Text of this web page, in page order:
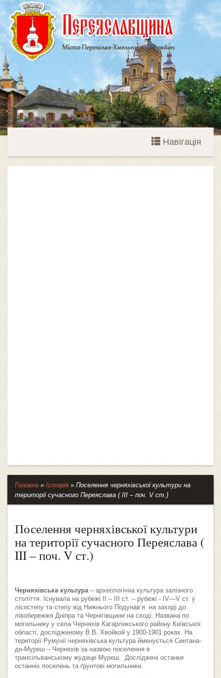
Навігація
Головна » Історія » Поселення черняхівської культури на
території сучасного Переяслава ( III – поч. V ст.)
Поселення черняхівської культури
на території сучасного Переяслава (
III – поч. V ст.)
Черняхівська культура– археологічна культура залізного
століття. Існувала на рубежі ІІ – ІІІ ст. – рубежі - IV—V ст. у
лісостепу та степу від Нижнього Подунав’я на заході до
лівобережжя Дніпра та Чернігівщини на сході. Названа по
могильнику у села Черняхів Кагарликського району Київської
області, дослідженому В.В. Хвойкой у 1900-1901 роках. На
території Румунії черняхівська культура йменується Синтана-
де-Муреш – Черняхів за назвою поселення в
трансільванському жудеце Муреш. Досліджені останки
останніх поселень та ґрунтові могильники.